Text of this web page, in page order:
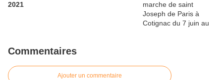
2021
Commentaires
Ajouter un commentaire